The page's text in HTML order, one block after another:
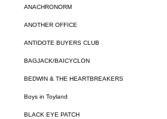
ANACHRONORM
ANOTHER OFFICE
ANTIDOTE BUYERS CLUB
BAGJACK/BAICYCLON
BEDWIN & THE HEARTBREAKERS
Boys in Toyland
BLACK EYE PATCH